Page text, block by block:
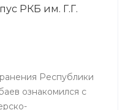
РКБ им. Г.Г.
Республики
ознакомился с